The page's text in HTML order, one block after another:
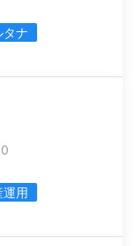
タナ
運用